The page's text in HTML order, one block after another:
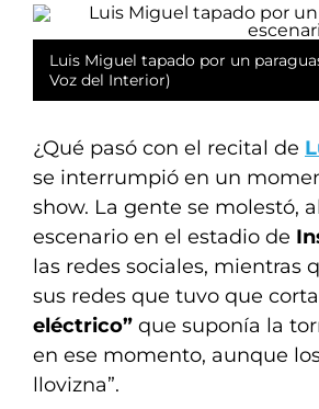
Luis Miguel tapado por un
Voz del Interior)
¿Qué pasó con el recital de
se interrumpió en un
show. La gente se molestó,
escenario en el estadio de
las redes sociales, mientras
sus redes que tuvo que
eléctrico” que suponía la
en ese momento, aunque
llovizna”.